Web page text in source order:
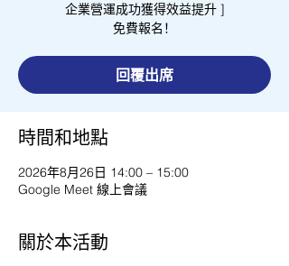
企業營運成功獲得效益提升 ]
免費報名！
回覆出席
時間和地點
2026年8月26日 14:00 – 15:00
Google Meet 線上會議
關於本活動